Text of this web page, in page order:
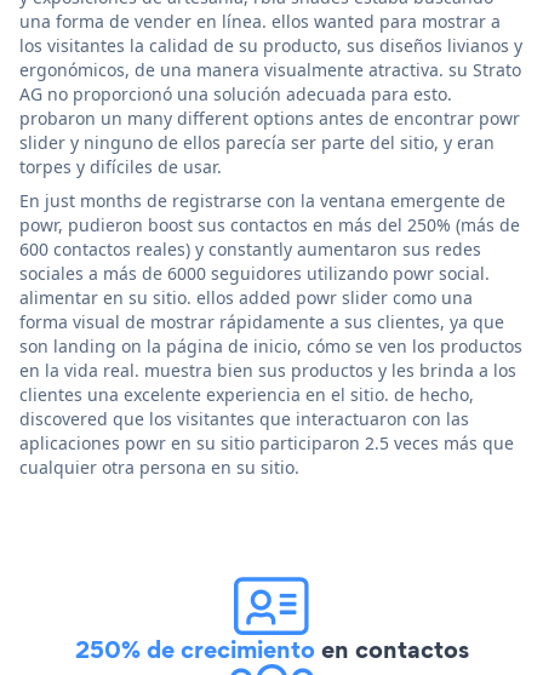
una forma de vender en línea. ellos wanted para mostrar a
los visitantes la calidad de su producto, sus diseños livianos y
ergonómicos, de una manera visualmente atractiva. su Strato
AG no proporcionó una solución adecuada para esto.
probaron un many different options antes de encontrar powr
slider y ninguno de ellos parecía ser parte del sitio, y eran
torpes y difíciles de usar.
En just months de registrarse con la ventana emergente de
powr, pudieron boost sus contactos en más del 250% (más de
600 contactos reales) y constantly aumentaron sus redes
sociales a más de 6000 seguidores utilizando powr social.
alimentar en su sitio. ellos added powr slider como una
forma visual de mostrar rápidamente a sus clientes, ya que
son landing on la página de inicio, cómo se ven los productos
en la vida real. muestra bien sus productos y les brinda a los
clientes una excelente experiencia en el sitio. de hecho,
discovered que los visitantes que interactuaron con las
aplicaciones powr en su sitio participaron 2.5 veces más que
cualquier otra persona en su sitio.
250% de crecimientoen contactos